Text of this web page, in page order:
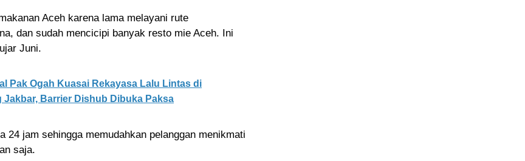
Aceh karena lama melayani rute
dan sudah mencicipi banyak resto mie Aceh. Ini
Juni.
Pak Ogah Kuasai Rekayasa Lalu Lintas di
Jakbar, Barrier Dishub Dibuka Paksa
24 jam sehingga memudahkan pelanggan menikmati
saja.